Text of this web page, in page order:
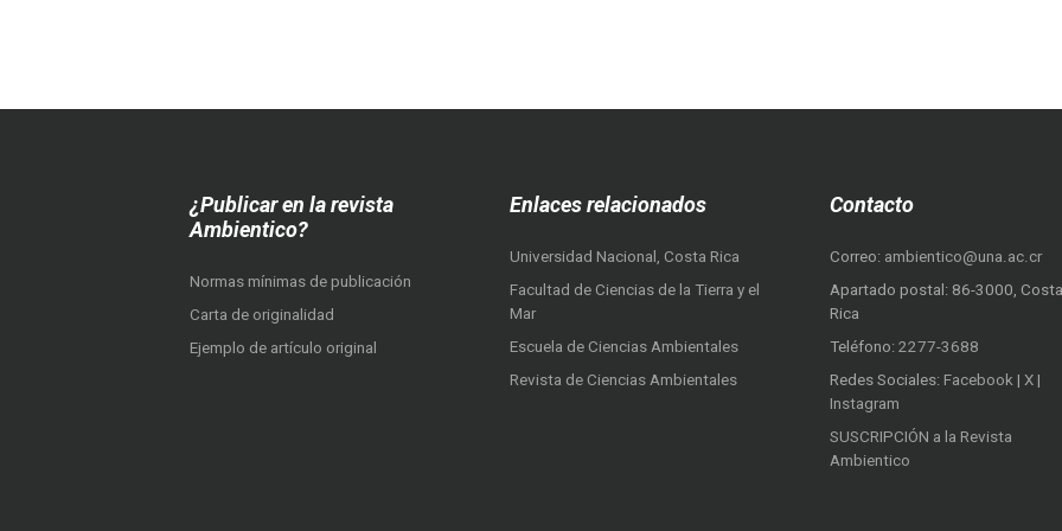
¿Publicar en la revista
Ambientico?
Normas mínimas de publicación
Carta de originalidad
Ejemplo de artículo original
Enlaces relacionados
Universidad Nacional, Costa Rica
Facultad de Ciencias de la Tierra y el
Mar
Escuela de Ciencias Ambientales
Revista de Ciencias Ambientales
Contacto
Correo: ambientico@una.ac.cr
Apartado postal: 86-3000, Costa
Rica
Teléfono: 2277-3688
Redes Sociales: Facebook | X |
Instagram
SUSCRIPCIÓN a la Revista
Ambientico